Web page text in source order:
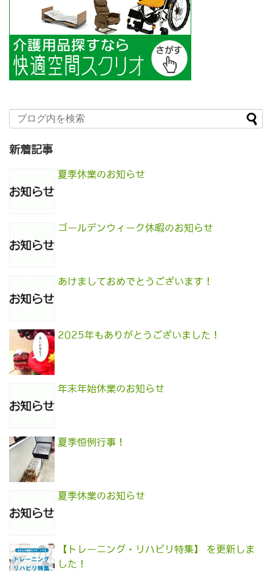
新着記事
夏季休業のお知らせ
ゴールデンウィーク休暇のお知らせ
あけましておめでとうございます！
2025年もありがとうございました！
年末年始休業のお知らせ
夏季恒例行事！
夏季休業のお知らせ
【トレーニング・リハビリ特集】 を更新しま
した！